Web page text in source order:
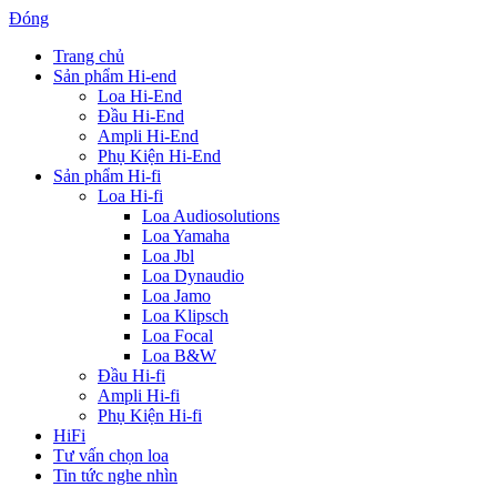
Đóng
Trang chủ
Sản phẩm Hi-end
Loa Hi-End
Đầu Hi-End
Ampli Hi-End
Phụ Kiện Hi-End
Sản phẩm Hi-fi
Loa Hi-fi
Loa Audiosolutions
Loa Yamaha
Loa Jbl
Loa Dynaudio
Loa Jamo
Loa Klipsch
Loa Focal
Loa B&W
Đầu Hi-fi
Ampli Hi-fi
Phụ Kiện Hi-fi
HiFi
Tư vấn chọn loa
Tin tức nghe nhìn